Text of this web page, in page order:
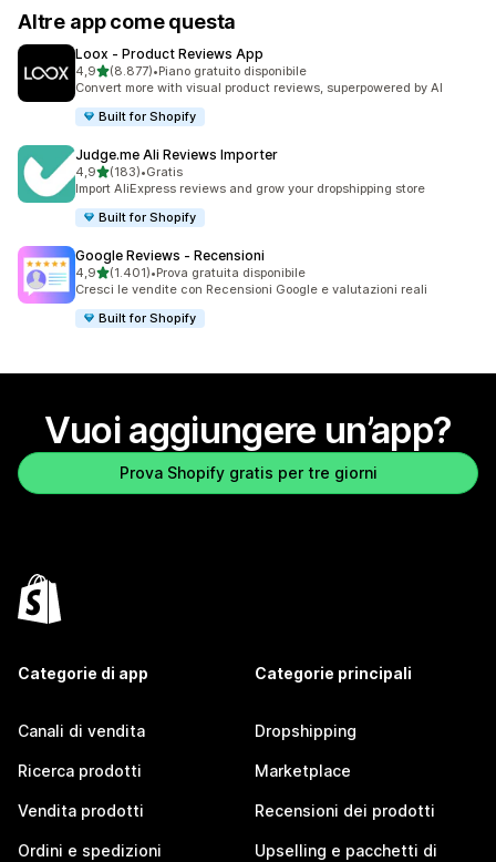
Altre app come questa
Loox ‑ Product Reviews App
4,9stelle su 5
(8.877)
8877 recensioni totali
•Piano gratuito disponibile
Convert more with visual product reviews, superpowered by AI
Built for Shopify
Judge.me Ali Reviews Importer
4,9stelle su 5
(183)
183 recensioni totali
•Gratis
Import AliExpress reviews and grow your dropshipping store
Built for Shopify
Google Reviews ‑ Recensioni
4,9stelle su 5
(1.401)
1401 recensioni totali
•Prova gratuita disponibile
Cresci le vendite con Recensioni Google e valutazioni reali
Built for Shopify
Vuoi aggiungere un’app?
Prova Shopify gratis per tre giorni
Categorie di app
Canali di vendita
Ricerca prodotti
Vendita prodotti
Ordini e spedizioni
Categorie principali
Dropshipping
Marketplace
Recensioni dei prodotti
Upselling e pacchetti di